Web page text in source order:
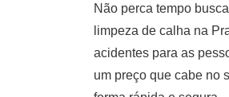
Não perca tempo
limpeza de calha na
acidentes para as
um preço que cabe no